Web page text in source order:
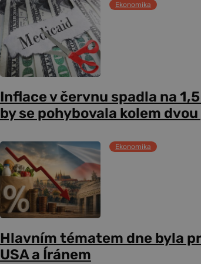
Ekonomika
Inflace v červnu spadla na
by se pohybovala kolem
Ekonomika
Hlavním tématem dne byla
USA a Íránem